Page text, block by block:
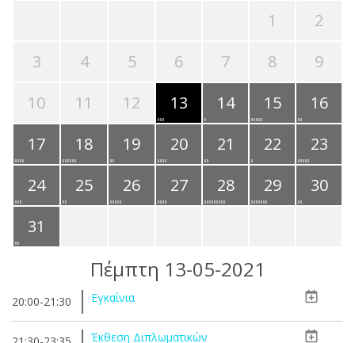
1
2
3
4 5 6 7 8
9
10
11 12 13 14 15
16
17
18 19 20 21 22
23
24
25 26 27 28 29
30
31
Πέμπτη 13-05-2021
20:00-21:30 Εγκαίνια
Έκθεση Διπλωματικών